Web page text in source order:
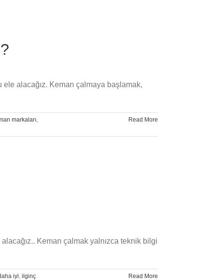
alacağız. Keman çalmaya başlamak,
markaları Read More
Keman çalmak yalnızca teknik bilgi
iyi ilginç
Read More